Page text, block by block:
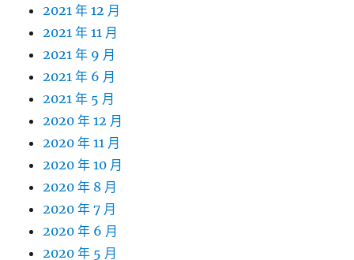
2021 年 12 月
2021 年 11 月
2021 年 9 月
2021 年 6 月
2021 年 5 月
2020 年 12 月
2020 年 11 月
2020 年 10 月
2020 年 8 月
2020 年 7 月
2020 年 6 月
2020 年 5 月